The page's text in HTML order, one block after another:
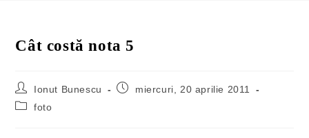
Cât costă nota 5
Ionut Bunescu
miercuri, 20 aprilie 2011
foto